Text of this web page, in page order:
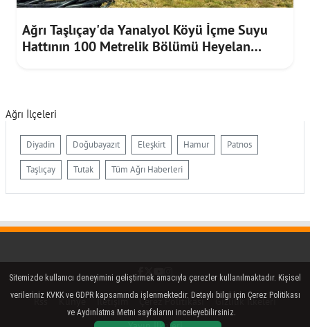
Ağrı Taşlıçay'da Yanalyol Köyü İçme Suyu
Hattının 100 Metrelik Bölümü Heyelan
Ağrı İlçeleri
Diyadin Doğubayazıt Eleşkirt Hamur Patnos
Taşlıçay Tutak Tüm Ağrı Haberleri
Facebook
Twitter (X)
YouTube
Instagram
Rss Künye İletişim Çerez Politikası
Gizlilik İlkeleri
Sitemizde kullanıcı deneyimini geliştirmek amacıyla çerezler kullanılmaktadır. Kişisel
verileriniz KVKK ve GDPR kapsamında işlenmektedir. Detaylı bilgi için Çerez Politikası
ve Aydınlatma Metni sayfalarını inceleyebilirsiniz.